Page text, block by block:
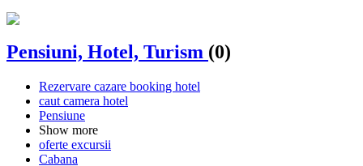
Pensiuni, Hotel, Turism (0)
Rezervare cazare booking hotel
caut camera hotel
Pensiune
Show more
oferte excursii
Cabana